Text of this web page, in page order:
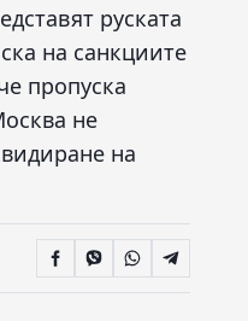
руската
на санкциите
пропуска
не
на